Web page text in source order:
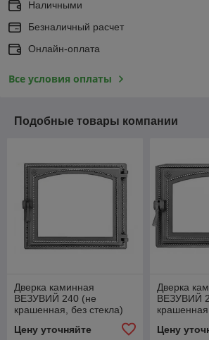
Наличными
Безналичный расчет
Онлайн-оплата
Все условия оплаты
Подобные товары компании
Дверка каминная
ВЕЗУВИЙ 240 (не
крашенная, без стекла)
Цену уточняйте
Дверка
ВЕЗУВИЙ
Цену